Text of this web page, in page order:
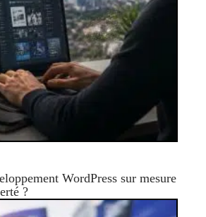
WordPress sur mesure
?